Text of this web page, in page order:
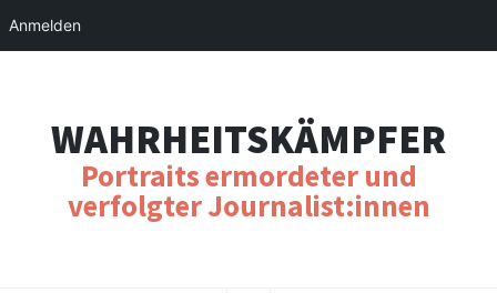
WAHRHEITSKÄMPFER
Portraits ermordeter und
verfolgter Journalist:innen
Anmelden